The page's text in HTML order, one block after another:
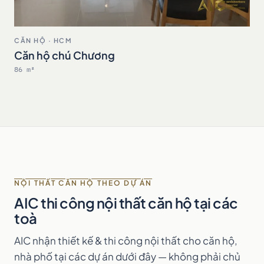
CĂN HỘ · HCM
Căn hộ chú Chương
86 m²
NỘI THẤT CĂN HỘ THEO DỰ ÁN
AIC thi công nội thất căn hộ tại các
toà
AIC nhận thiết kế & thi công nội thất cho căn hộ,
nhà phố tại các dự án dưới đây — không phải chủ